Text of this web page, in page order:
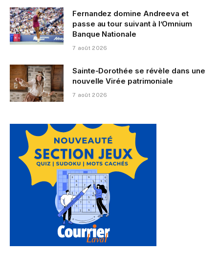
Fernandez domine Andreeva et
passe au tour suivant à l’Omnium
Banque Nationale
7 août 2026
Sainte-Dorothée se révèle dans une
nouvelle Virée patrimoniale
7 août 2026